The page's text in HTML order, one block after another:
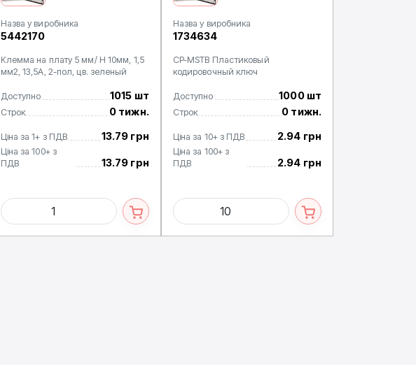
Назва у виробника
5442170
Клемма на плату 5 мм/ H 10мм, 1,5
мм2, 13,5А, 2-пол, цв. зеленый
Доступно 1015 шт
Строк 0 тижн.
Ціна за 1+ з ПДВ 13.79 грн
Ціна за 100+ з
ПДВ
13.79 грн
Назва у виробника
1734634
CP-MSTB Пластиковый
кодировочный ключ
Доступно 1000 шт
Строк 0 тижн.
Ціна за 10+ з ПДВ 2.94 грн
Ціна за 100+ з
ПДВ
2.94 грн